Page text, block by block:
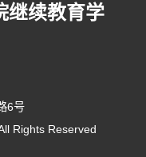
继续教育学
6号
Rights Reserved